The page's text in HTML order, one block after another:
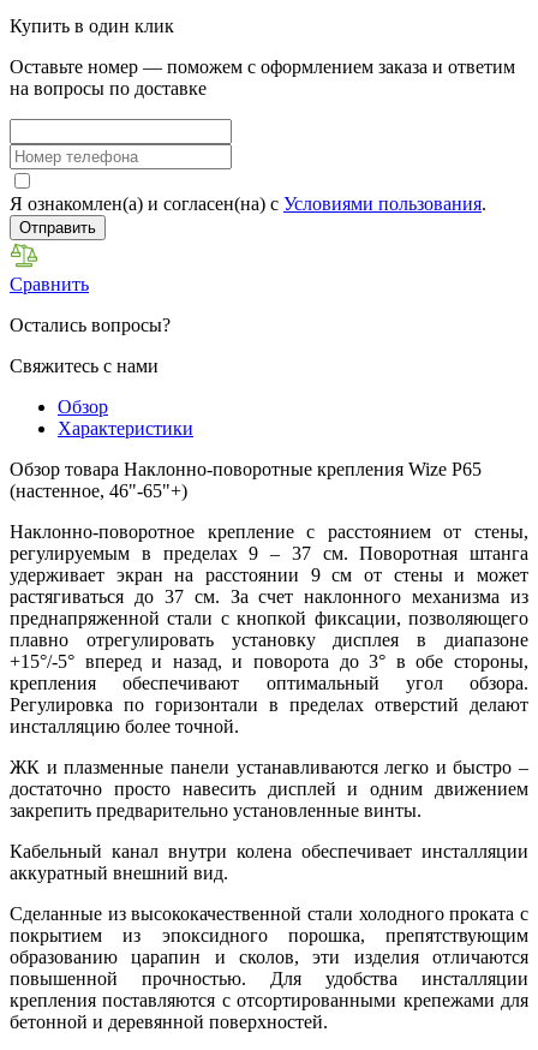
Купить в один клик
Оставьте номер — поможем с оформлением заказа и ответим
на вопросы по доставке
Я ознакомлен(а) и согласен(на) с Условиями пользования.
Отправить
Сравнить
Остались вопросы?
Свяжитесь с нами
Обзор
Характеристики
Обзор товара Наклонно-поворотные крепления Wize P65
(настенное, 46"-65"+)
Наклонно-поворотное крепление с расстоянием от стены,
регулируемым в пределах 9 – 37 см. Поворотная штанга
удерживает экран на расстоянии 9 см от стены и может
растягиваться до 37 см. За счет наклонного механизма из
преднапряженной стали с кнопкой фиксации, позволяющего
плавно отрегулировать установку дисплея в диапазоне
+15°/-5° вперед и назад, и поворота до 3° в обе стороны,
крепления обеспечивают оптимальный угол обзора.
Регулировка по горизонтали в пределах отверстий делают
инсталляцию более точной.
ЖК и плазменные панели устанавливаются легко и быстро –
достаточно просто навесить дисплей и одним движением
закрепить предварительно установленные винты.
Кабельный канал внутри колена обеспечивает инсталляции
аккуратный внешний вид.
Сделанные из высококачественной стали холодного проката с
покрытием из эпоксидного порошка, препятствующим
образованию царапин и сколов, эти изделия отличаются
повышенной прочностью. Для удобства инсталляции
крепления поставляются с отсортированными крепежами для
бетонной и деревянной поверхностей.